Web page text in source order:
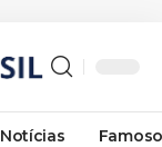
Notícias